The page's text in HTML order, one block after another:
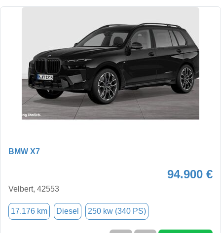
BMW X7
94.900 €
Velbert, 42553
17.176 km Diesel 250 kw (340 PS)